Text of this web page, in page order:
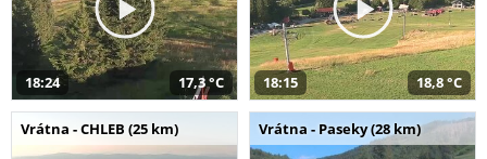
18:24 17,3 °C 18:15 18,8 °C
Vrátna - CHLEB (25 km) Vrátna - Paseky (28 km)